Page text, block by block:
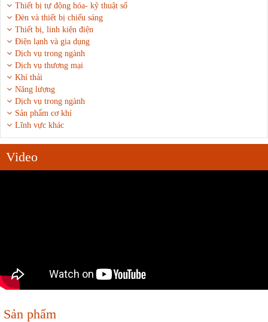
Thiết bị tự động hóa- kỹ thuật số
Đèn và thiết bị chiếu sáng
Thiết bị, linh kiện điện
Điện lạnh và gia dụng
Dịch vụ trong ngành
Dịch vụ thương mại
Khí thải
Năng lượng
Dịch vụ trong ngành
Sản phẩm cơ khí
Lĩnh vực khác
Video
Sản phẩm